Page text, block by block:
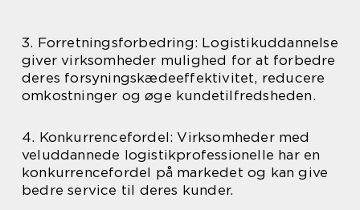
3. Forretningsforbedring: Logistikuddannelse
giver virksomheder mulighed for at forbedre
deres forsyningskædeeffektivitet, reducere
omkostninger og øge kundetilfredsheden.
4. Konkurrencefordel: Virksomheder med
veluddannede logistikprofessionelle har en
konkurrencefordel på markedet og kan give
bedre service til deres kunder.